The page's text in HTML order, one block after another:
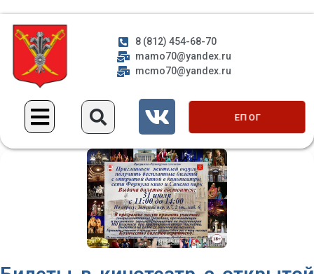
8 (812) 454-68-70
mamo70@yandex.ru
mcmo70@yandex.ru
ЕП ОГ